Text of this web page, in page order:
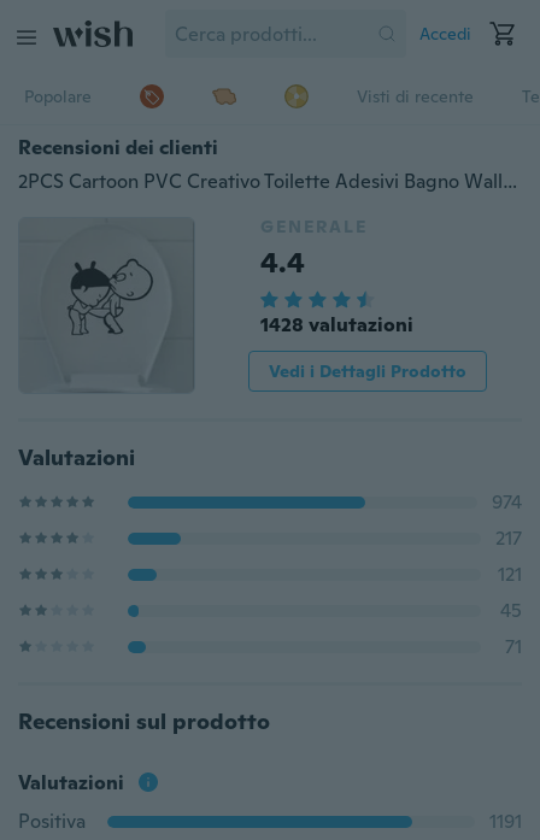
Accedi
Popolare Visti di recente
Recensioni dei clienti
2PCS Cartoon PVC Creativo Toilette Adesivi Bagno Wall Stickers
GENERALE
4.4
1428 valutazioni
Vedi i Dettagli Prodotto
Valutazioni
974
217
121
45
71
Recensioni sul prodotto
Valutazioni
Positiva
1191